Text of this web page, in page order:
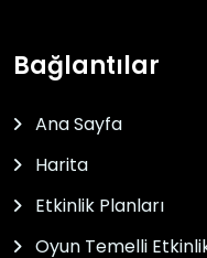
Bağlantılar
Ana Sayfa
Harita
Etkinlik Planları
Oyun Temelli